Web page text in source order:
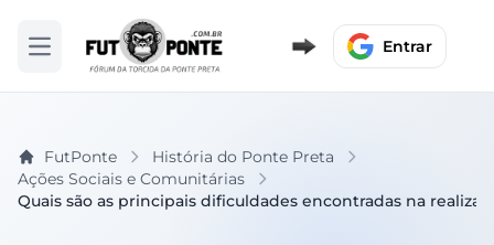
Abrir menu Entrar
FutPonte
História do Ponte Preta
Ações Sociais e Comunitárias
Quais são as principais dificuldades encontradas na